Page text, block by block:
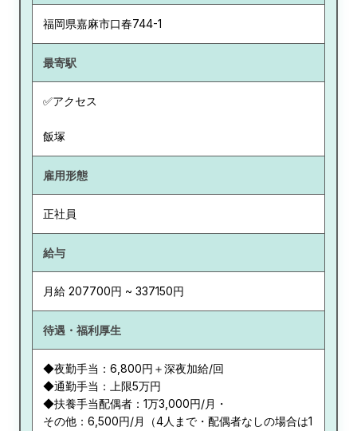
福岡県嘉麻市口春744-1
最寄駅
✅アクセス
飯塚
雇用形態
正社員
給与
月給 207700円 ~ 337150円
待遇・福利厚生
◆夜勤手当：6,800円＋深夜加給/回
◆通勤手当：上限5万円
◆扶養手当配偶者：1万3,000円/月・
その他：6,500円/月（4人まで・配偶者なしの場合は1